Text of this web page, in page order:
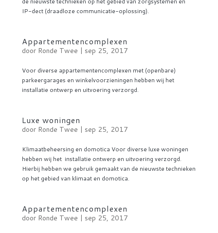
IP-dect (draadloze communicatie-oplossing).
Appartementencomplexen
door Ronde Twee | sep 25, 2017
Voor diverse appartementencomplexen met (openbare)
parkeergarages en winkelvoorzieningen hebben wij het
installatie ontwerp en uitvoering verzorgd.
Luxe woningen
door Ronde Twee | sep 25, 2017
Klimaatbeheersing en domotica Voor diverse luxe woningen
hebben wij het installatie ontwerp en uitvoering verzorgd.
Hierbij hebben we gebruik gemaakt van de nieuwste technieken
op het gebied van klimaat en domotica.
Appartementencomplexen
door Ronde Twee | sep 25, 2017